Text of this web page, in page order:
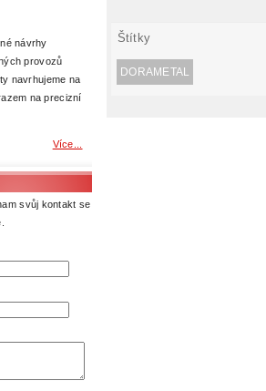
návrhy
provozů
navrhujeme na
na precizní
Více...
svůj kontakt se
Štítky
DORAMETAL